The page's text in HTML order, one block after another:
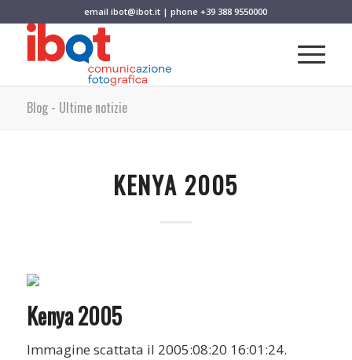
emailibot@ibot.it | phone+39 388 9550000
Blog - Ultime notizie
KENYA 2005
Kenya 2005
Immagine scattata il 2005:08:20 16:01:24.